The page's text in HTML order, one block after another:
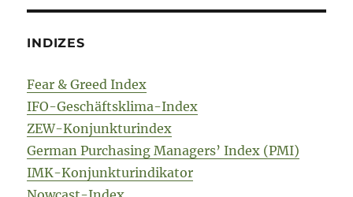
INDIZES
Fear & Greed Index
IFO-Geschäftsklima-Index
ZEW-Konjunkturindex
German Purchasing Managers’ Index (PMI)
IMK-Konjunkturindikator